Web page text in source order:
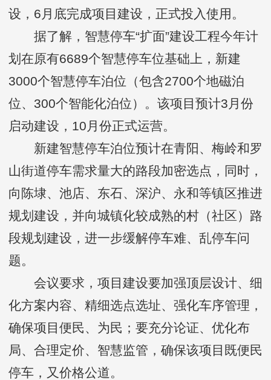
设，6月底完成项目建设，正式投入使用。
据了解，智慧停车“扩面”建设工程今年计
划在原有6689个智慧停车位基础上，新建
3000个智慧停车泊位（包含2700个地磁泊
位、300个智能化泊位）。该项目预计3月份
启动建设，10月份正式运营。
新建智慧停车泊位预计在青阳、梅岭和罗
山街道停车需求量大的路段加密选点，同时，
向陈埭、池店、东石、深沪、永和等镇区推进
规划建设，并向城镇化较成熟的村（社区）路
段规划建设，进一步缓解停车难、乱停车问
题。
会议要求，项目建设要加强顶层设计、细
化方案内容、精细选点选址、强化车序管理，
确保项目便民、为民；要充分论证、优化布
局、合理定价、智慧监管，确保该项目既便民
停车，又价格公道。